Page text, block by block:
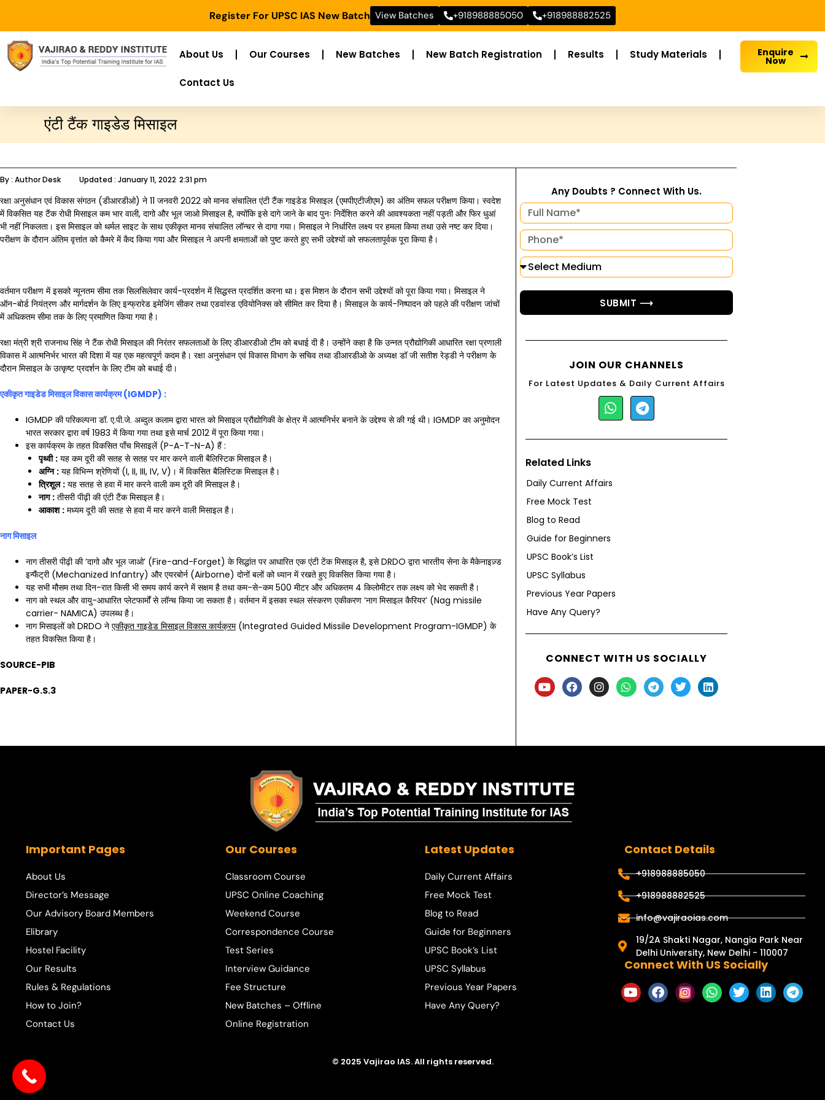
Register For UPSC IAS New Batch View Batches +918988885050 +918988882525
About Us Our Courses New Batches New Batch Registration Results Study Materials
Contact Us
Enquire
Now
एंटी टैंक गाइडेड मिसाइल
By : Author Desk Updated : January 11, 2022 2:31 pm
रक्षा अनुसंधान एवं विकास संगठन (डीआरडीओ) ने 11 जनवरी 2022 को मानव संचालित एंटी टैंक गाइडेड मिसाइल (एमपीएटीजीएम) का अंतिम सफल परीक्षण किया। स्वदेश
में विकसित यह टैंक रोधी मिसाइल कम भार वाली, दागो और भूल जाओ मिसाइल है, क्‍योंकि इसे दागे जाने के बाद पुनः निर्देशित करने की आवश्यकता नहीं पड़ती और फिर धुआं
भी नहीं निकलता। इस मिसाइल को थर्मल साइट के साथ एकीकृत मानव संचालित लॉन्चर से दागा गया। मिसाइल ने निर्धारित लक्ष्य पर हमला किया तथा उसे नष्ट कर दिया।
परीक्षण के दौरान अंतिम वृत्तांत को कैमरे में कैद किया गया और मिसाइल ने अपनी क्षमताओं को पुष्ट करते हुए सभी उद्देश्यों को सफलतापूर्वक पूरा किया है।
वर्तमान परीक्षण में इसको न्यूनतम सीमा तक सिलसिलेवार कार्य-प्रदर्शन में सिद्धस्त प्रदर्शित करना था। इस मिशन के दौरान सभी उद्देश्यों को पूरा किया गया। मिसाइल ने
ऑन-बोर्ड नियंत्रण और मार्गदर्शन के लिए इन्फ्रारेड इमेजिंग सीकर तथा एडवांस्ड एवियोनिक्स को सीमित कर दिया है। मिसाइल के कार्य-निष्पादन को पहले की परीक्षण जांचों
में अधिकतम सीमा तक के लिए प्रमाणित किया गया है।
रक्षा मंत्री श्री राजनाथ सिंह ने टैंक रोधी मिसाइल की निरंतर सफलताओं के लिए डीआरडीओ टीम को बधाई दी है। उन्होंने कहा है कि उन्नत प्रौद्योगिकी आधारित रक्षा प्रणाली
विकास में आत्मनिर्भर भारत की दिशा में यह एक महत्वपूर्ण कदम है। रक्षा अनुसंधान एवं विकास विभाग के सचिव तथा डीआरडीओ के अध्यक्ष डॉ जी सतीश रेड्डी ने परीक्षण के
दौरान मिसाइल के उत्कृष्ट प्रदर्शन के लिए टीम को बधाई दी।
एकीकृत गाइडेड मिसाइल विकास कार्यक्रम (IGMDP) :
IGMDP की परिकल्पना डॉ. ए.पी.जे. अब्दुल कलाम द्वारा भारत को मिसाइल प्रौद्योगिकी के क्षेत्र में आत्मनिर्भर बनाने के उद्देश्य से की गई थी। IGMDP का अनुमोदन
भारत सरकार द्वारा वर्ष 1983 में किया गया तथा इसे मार्च 2012 में पूरा किया गया।
इस कार्यक्रम के तहत विकसित पाँच मिसाइलें (P-A-T-N-A) हैं :
पृथ्वी : यह कम दूरी की सतह से सतह पर मार करने वाली बैलिस्टिक मिसाइल है।
अग्नि : यह विभिन्न श्रेणियों (I, II, III, IV, V)। में विकसित बैलिस्टिक मिसाइल है।
त्रिशूल : यह सतह से हवा में मार करने वाली कम दूरी की मिसाइल है।
नाग : तीसरी पीढ़ी की एंटी टैंक मिसाइल है।
आकाश : मध्यम दूरी की सतह से हवा में मार करने वाली मिसाइल है।
नाग मिसाइल
नाग तीसरी पीढ़ी की ‘दागो और भूल जाओ’ (Fire-and-Forget) के सिद्धांत पर आधारित एक एंटी टेंक मिसाइल है, इसे DRDO द्वारा भारतीय सेना के मैकेनाइज़्ड
इन्फैंट्री (Mechanized Infantry) और एयरबोर्न (Airborne) दोनों बलों को ध्यान में रखते हुए विकसित किया गया है।
यह सभी मौसम तथा दिन-रात किसी भी समय कार्य करने में सक्षम है तथा कम-से-कम 500 मीटर और अधिकतम 4 किलोमीटर तक लक्ष्य को भेद सकती है।
नाग को स्थल और वायु-आधारित प्लेटफार्मों से लॉन्च किया जा सकता है। वर्तमान में इसका स्थल संस्करण एकीकरण ‘नाग मिसाइल कैरियर’ (Nag missile
carrier- NAMICA) उपलब्ध है।
नाग मिसाइलों को DRDO ने एकीकृत गाइडेड मिसाइल विकास कार्यक्रम(Integrated Guided Missile Development Program-IGMDP) के
तहत विकसित किया है।
SOURCE-PIB
PAPER-G.S.3
Any Doubts ? Connect With Us.
SUBMIT ⟶
JOIN OUR CHANNELS
For Latest Updates & Daily Current Affairs
Related Links
Daily Current Affairs
Free Mock Test
Blog to Read
Guide for Beginners
UPSC Book’s List
UPSC Syllabus
Previous Year Papers
Have Any Query?
CONNECT WITH US SOCIALLY
Important Pages
About Us
Director’s Message
Our Advisory Board Members
Elibrary
Hostel Facility
Our Results
Rules & Regulations
How to Join?
Contact Us
Our Courses
Classroom Course
UPSC Online Coaching
Weekend Course
Correspondence Course
Test Series
Interview Guidance
Fee Structure
New Batches – Offline
Online Registration
Latest Updates
Daily Current Affairs
Free Mock Test
Blog to Read
Guide for Beginners
UPSC Book’s List
UPSC Syllabus
Previous Year Papers
Have Any Query?
Contact Details
+918988885050
+918988882525
info@vajiraoias.com
19/2A Shakti Nagar, Nangia Park Near
Delhi University, New Delhi - 110007
Connect With US Socially
© 2025 Vajirao IAS. All rights reserved.